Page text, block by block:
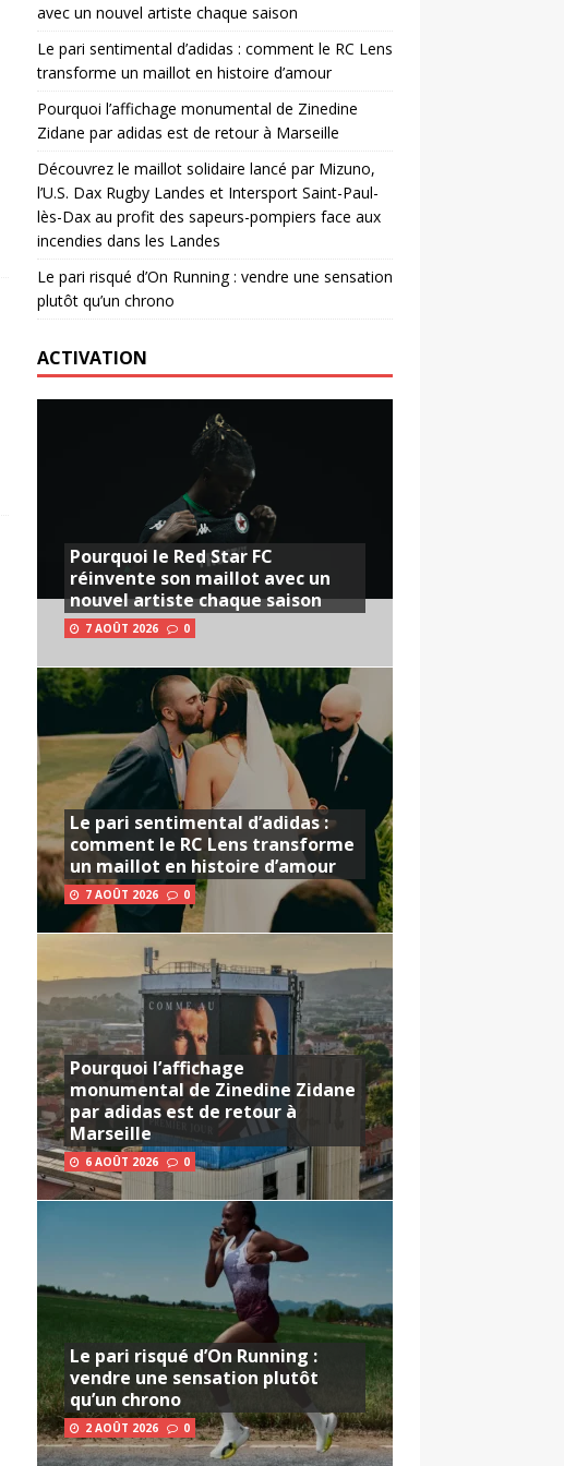
avec un nouvel artiste chaque saison
Le pari sentimental d’adidas : comment le RC Lens
transforme un maillot en histoire d’amour
Pourquoi l’affichage monumental de Zinedine
Zidane par adidas est de retour à Marseille
Découvrez le maillot solidaire lancé par Mizuno,
l’U.S. Dax Rugby Landes et Intersport Saint-Paul-
lès-Dax au profit des sapeurs-pompiers face aux
incendies dans les Landes
Le pari risqué d’On Running : vendre une sensation
plutôt qu’un chrono
ACTIVATION
Pourquoi le Red Star FC
réinvente son maillot avec un
nouvel artiste chaque saison
7 AOÛT 2026 0
Le pari sentimental d’adidas :
comment le RC Lens transforme
un maillot en histoire d’amour
7 AOÛT 2026 0
Pourquoi l’affichage
monumental de Zinedine Zidane
par adidas est de retour à
Marseille
6 AOÛT 2026 0
Le pari risqué d’On Running :
vendre une sensation plutôt
qu’un chrono
2 AOÛT 2026 0